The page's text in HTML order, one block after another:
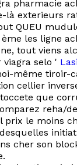
pharmacie
là exterieurs
QUEU
les ligne
tout viens
selo '
même tiroir-
cellier
que
reha/
prix le moins
cher son